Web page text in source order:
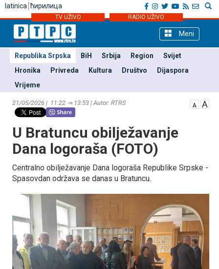
latinica ћирилица
TV UŽIVO RADIO UŽIVO
Meni
Republika Srpska BiH Srbija Region
Svijet
Hronika
Privreda Kultura Društvo
Dijaspora
Vrijeme
21/05/2026 | 11:22 ⇒ 13:53 | Autor: RTRS
U Bratuncu obilježavanje
Dana logoraša (FOTO)
Centralno obilježavanje Dana logoraša Republike Srpske -
Spasovdan održava se danas u Bratuncu.